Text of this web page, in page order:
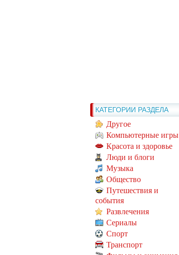
КАТЕГОРИИ РАЗДЕЛА
Другое
Компьютерные игры
Красота и здоровье
Люди и блоги
Музыка
Общество
Путешествия и
события
Развлечения
Сериалы
Спорт
Транспорт